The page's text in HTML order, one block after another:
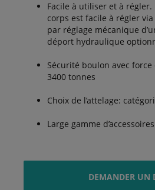
Facile à utiliser et à
corps est facile à régler
par réglage mécanique
déport hydraulique
Sécurité boulon avec
3400 tonnes
Choix de l’attelage:
Large gamme d’accessoires
DEMANDER UN